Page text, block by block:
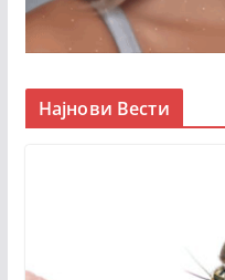
Најнови Вести